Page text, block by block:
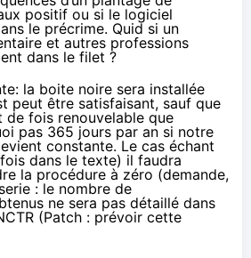
positif ou si le logiciel
le précrime. Quid si un
et autres professions
dans le filet ?
la boite noire sera installée
peut être satisfaisant, sauf que
de fois renouvelable que
pas 365 jours par an si notre
constante. Le cas échant
dans le texte) il faudra
la procédure à zéro (demande,
: le nombre de
ne sera pas détaillé dans
(Patch : prévoir cette